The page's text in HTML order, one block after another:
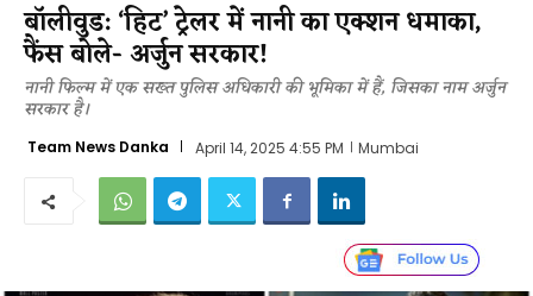
बॉलीवुड: ‘हिट’ ट्रेलर में नानी का एक्शन धमाका,
फैंस बोले- अर्जुन सरकार!
नानी फिल्म में एक सख्त पुलिस अधिकारी की भूमिका में हैं, जिसका नाम अर्जुन
सरकार है।
Team News Danka April 14, 2025 4:55 PM Mumbai